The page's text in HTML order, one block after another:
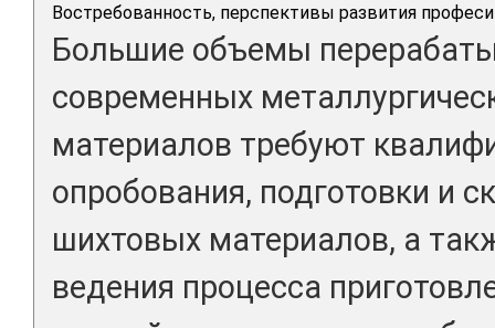
Востребованность, перспективы развития
Большие объемы
современных
материалов требуют
опробования, подготовки и
шихтовых материалов, а
ведения процесса